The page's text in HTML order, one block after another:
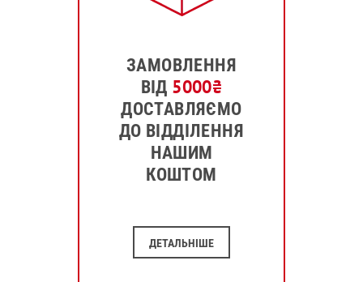
ЗАМОВЛЕННЯ
ВІД 5000₴
ДОСТАВЛЯЄМО
ДО ВІДДІЛЕННЯ
НАШИМ
КОШТОМ
ДЕТАЛЬНІШЕ